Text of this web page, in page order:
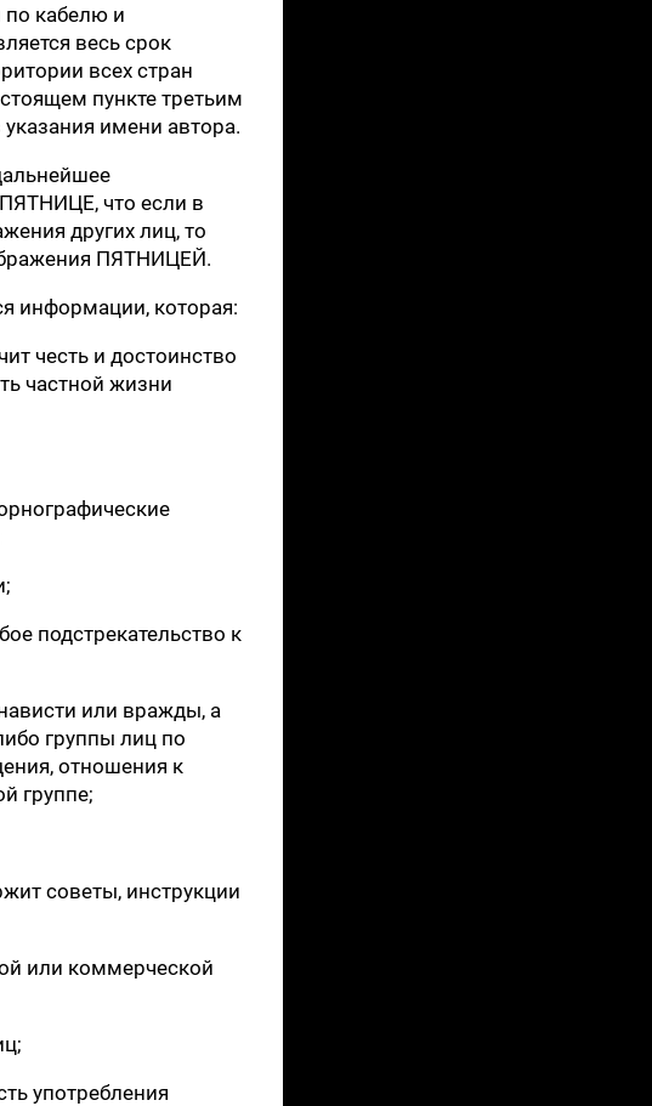
по кабелю и
весь срок
всех стран
пункте третьим
имени автора.
что если в
других лиц, то
ПЯТНИЦЕЙ.
информации, которая:
честь и достоинство
частной жизни
подстрекательство к
или вражды, а
группы лиц по
отношения к
группе;
советы, инструкции
или коммерческой
употребления